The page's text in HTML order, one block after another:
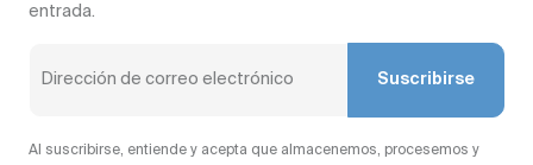
entrada.
Suscribirse
Al suscribirse, entiende y acepta que almacenemos, procesemos y